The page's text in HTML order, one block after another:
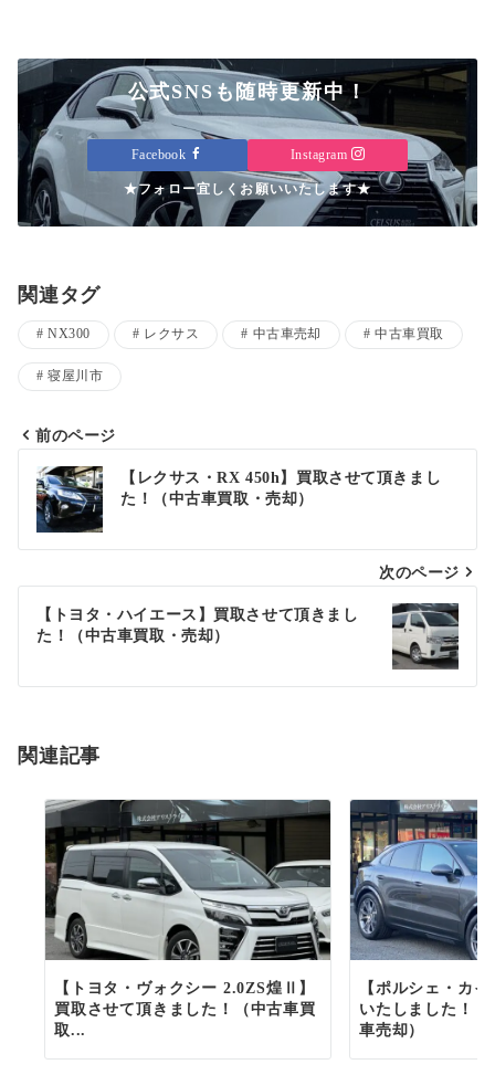
公式SNSも随時更新中！
Facebook Instagram
★フォロー宜しくお願いいたします★
関連タグ
NX300 レクサス 中古車売却 中古車買取
寝屋川市
投
稿
ナ
ビ
シ
ン
前のページ
【レクサス・RX 450h】買取させて頂きまし
た！（中古車買取・売却）
次のページ
【トヨタ・ハイエース】買取させて頂きまし
た！（中古車買取・売却）
関連記事
【トヨタ・ヴォクシー 2.0ZS煌Ⅱ】
買取させて頂きました！（中古車買
取...
【ポルシェ・カ
いたしました！
車売却）